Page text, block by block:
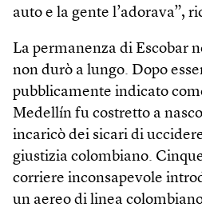
auto e la gente l’adorava”,
La permanenza di Escobar
non durò a lungo. Dopo
pubblicamente indicato
Medellín fu costretto a
incaricò dei sicari di
giustizia colombiano.
corriere inconsapevole
un aereo di linea